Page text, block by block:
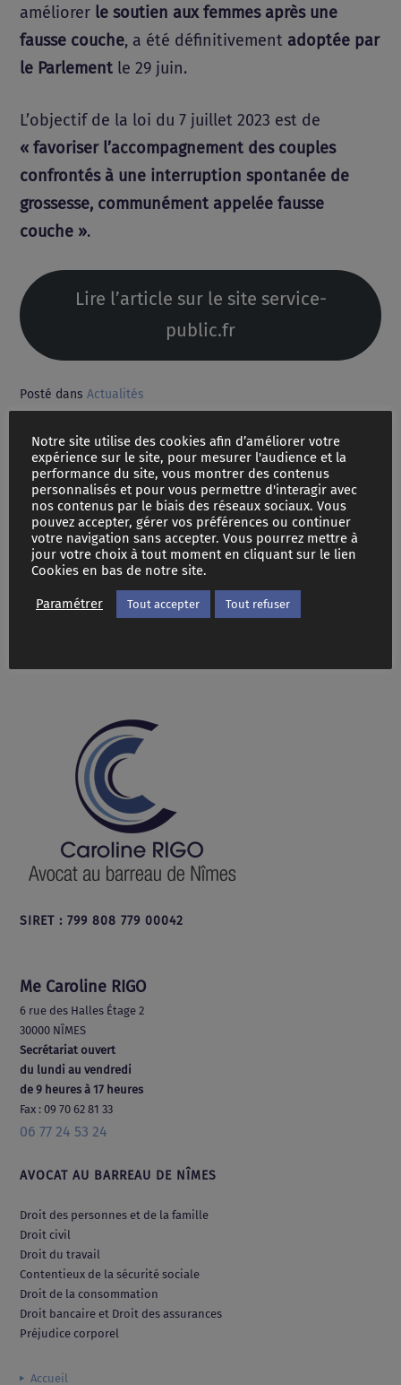
améliorer le soutien aux femmes après une
fausse couche, a été définitivement adoptée par
le Parlement le 29 juin.
L’objectif de la loi du 7 juillet 2023 est de
« favoriser l’accompagnement des couples
confrontés à une interruption spontanée de
grossesse, communément appelée fausse
couche ».
Lire l’article sur le site service-
public.fr
Posté dans Actualités
PCH, allocations handicap et soutien aux
aidants : ce qui change en 2023
Instauration d’une contribution pour saisir la
justice
SIRET : 799 808 779 00042
Me Caroline RIGO
6 rue des Halles Étage 2
30000 NÎMES
Secrétariat ouvert
du lundi au vendredi
de 9 heures à 17 heures
Fax : 09 70 62 81 33
06 77 24 53 24
AVOCAT AU BARREAU DE NÎMES
Droit des personnes et de la famille
Droit civil
Droit du travail
Contentieux de la sécurité sociale
Droit de la consommation
Droit bancaire et Droit des assurances
Préjudice corporel
Accueil
Notre site utilise des cookies afin d’améliorer votre
expérience sur le site, pour mesurer l'audience et la
performance du site, vous montrer des contenus
personnalisés et pour vous permettre d'interagir avec
nos contenus par le biais des réseaux sociaux. Vous
pouvez accepter, gérer vos préférences ou continuer
votre navigation sans accepter. Vous pourrez mettre à
jour votre choix à tout moment en cliquant sur le lien
Cookies en bas de notre site.
Paramétrer Tout accepter Tout refuser